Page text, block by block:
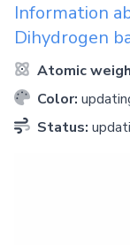
Information
Dihydrogen
Atomic
Color:
Status: